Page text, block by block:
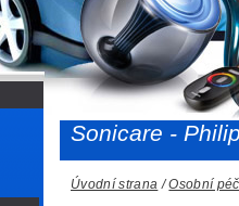
Sonicare -
Úvodní strana /Osobní